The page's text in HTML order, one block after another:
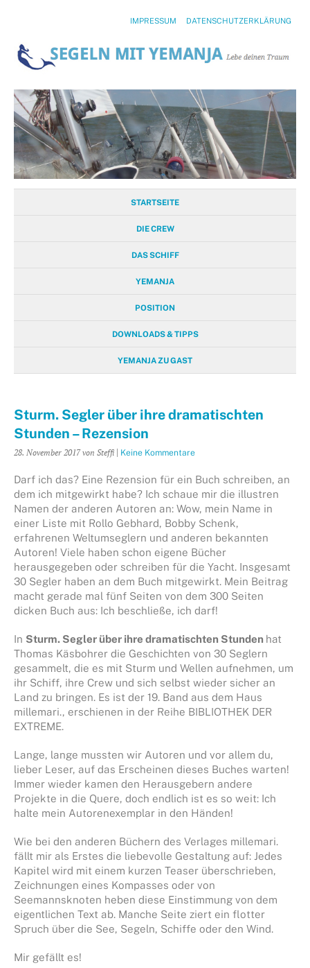
IMPRESSUM DATENSCHUTZERKLÄRUNG
STARTSEITE
DIE CREW
DAS SCHIFF
YEMANJA
POSITION
DOWNLOADS & TIPPS
YEMANJA ZU GAST
Sturm. Segler über ihre dramatischten
Stunden – Rezension
28. November 2017von Steffi Keine Kommentare
Darf ich das? Eine Rezension für ein Buch schreiben, an
dem ich mitgewirkt habe? Ich schaue mir die illustren
Namen der anderen Autoren an: Wow, mein Name in
einer Liste mit Rollo Gebhard, Bobby Schenk,
erfahrenen Weltumseglern und anderen bekannten
Autoren! Viele haben schon eigene Bücher
herausgegeben oder schreiben für die Yacht. Insgesamt
30 Segler haben an dem Buch mitgewirkt. Mein Beitrag
macht gerade mal fünf Seiten von dem 300 Seiten
dicken Buch aus: Ich beschließe, ich darf!
In Sturm. Segler über ihre dramatischten Stunden hat
Thomas Käsbohrer die Geschichten von 30 Seglern
gesammelt, die es mit Sturm und Wellen aufnehmen, um
ihr Schiff, ihre Crew und sich selbst wieder sicher an
Land zu bringen. Es ist der 19. Band aus dem Haus
millemari., erschienen in der Reihe BIBLIOTHEK DER
EXTREME.
Lange, lange mussten wir Autoren und vor allem du,
lieber Leser, auf das Erscheinen dieses Buches warten!
Immer wieder kamen den Herausgebern andere
Projekte in die Quere, doch endlich ist es so weit: Ich
halte mein Autorenexemplar in den Händen!
Wie bei den anderen Büchern des Verlages millemari.
fällt mir als Erstes die liebevolle Gestaltung auf: Jedes
Kapitel wird mit einem kurzen Teaser überschrieben,
Zeichnungen eines Kompasses oder von
Seemannsknoten heben diese Einstimmung von dem
eigentlichen Text ab. Manche Seite ziert ein flotter
Spruch über die See, Segeln, Schiffe oder den Wind.
Mir gefällt es!